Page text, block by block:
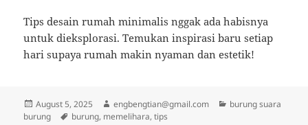
Tips desain rumah minimalis nggak ada habisnya
untuk dieksplorasi. Temukan inspirasi baru setiap
hari supaya rumah makin nyaman dan estetik!
Posted
on
August 5, 2025 Author
engbengtian@gmail.com Categories
burung suara
burung
Tags
burung, memelihara,tips